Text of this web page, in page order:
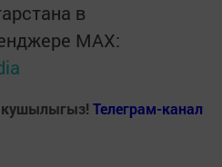
в
MАХ:
кушылыгыз! Телеграм-канал